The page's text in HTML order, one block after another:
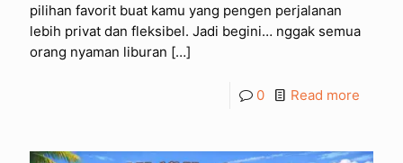
pilihan favorit buat kamu yang pengen perjalanan
lebih privat dan fleksibel. Jadi begini… nggak semua
orang nyaman liburan […]
0 Read more